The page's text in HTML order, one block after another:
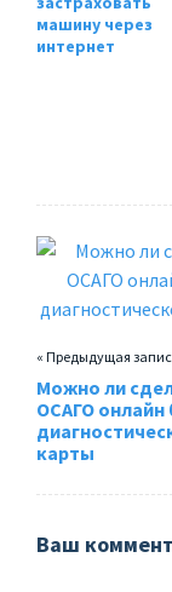
машину через
интернет
« Предыдущая
Можно ли
ОСАГО онлайн
карты
Ваш